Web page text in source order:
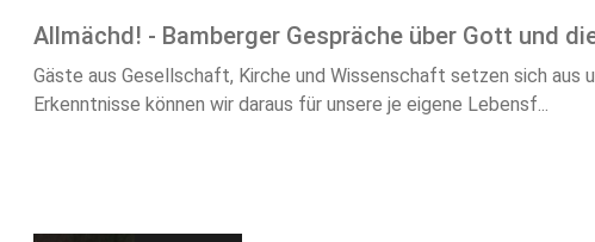
Allmächd! - Bamberger Gespräche über Gott und
Gäste aus Gesellschaft, Kirche und Wissenschaft setzen sich aus
Erkenntnisse können wir daraus für unsere je eigene Lebensf...